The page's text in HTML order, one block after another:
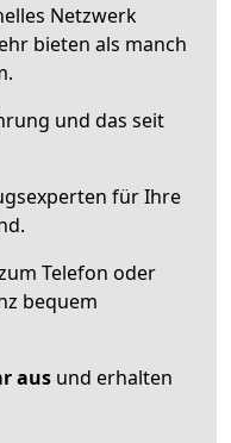
Netzwerk
bieten als manch
und das seit
für Ihre
Telefon oder
bequem
aus und erhalten